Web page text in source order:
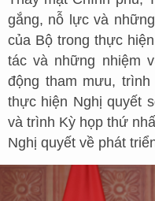
gắng, nỗ lực và
của Bộ trong thực
tác và những nhiệm
động tham mưu,
thực hiện Nghị quyết
và trình Kỳ họp thứ
Nghị quyết về phát